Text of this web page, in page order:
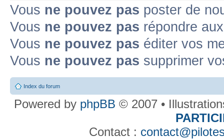
Vous ne pouvez pas poster de
Vous ne pouvez pas répondre
Vous ne pouvez pas éditer vos
Vous ne pouvez pas supprimer
Index du forum
Powered by phpBB © 2007 •
Contact :